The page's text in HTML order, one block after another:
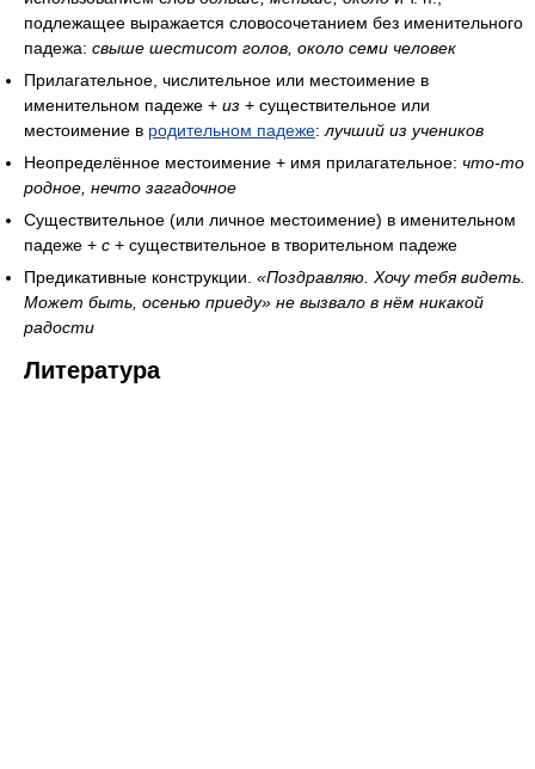
подлежащее выражается словосочетанием без именительного
падежа: свыше шестисот голов, около семи человек
Прилагательное, числительное или местоимение в
именительном падеже + из + существительное или
местоимение в родительном падеже: лучший из учеников
Неопределённое местоимение + имя прилагательное: что-то
родное, нечто загадочное
Существительное (или личное местоимение) в именительном
падеже + с + существительное в творительном падеже
Предикативные конструкции. «Поздравляю. Хочу тебя видеть.
Может быть, осенью приеду» не вызвало в нём никакой
радости
Литература